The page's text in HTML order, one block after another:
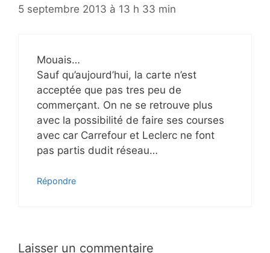
5 septembre 2013 à 13 h 33 min
Mouais…
Sauf qu’aujourd’hui, la carte n’est
acceptée que pas tres peu de
commerçant. On ne se retrouve plus
avec la possibilité de faire ses courses
avec car Carrefour et Leclerc ne font
pas partis dudit réseau…
Répondre
Laisser un commentaire